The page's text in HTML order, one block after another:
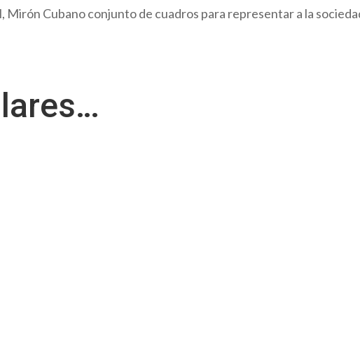
Mirón Cubano conjunto de cuadros para representar a la